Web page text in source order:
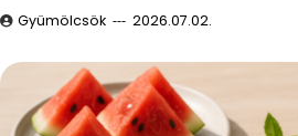
Gyümölcsök 2026.07.02.